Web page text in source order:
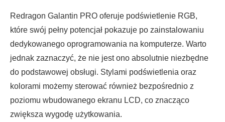
Redragon Galantin PRO oferuje podświetlenie RGB,
które swój pełny potencjał pokazuje po zainstalowaniu
dedykowanego oprogramowania na komputerze. Warto
jednak zaznaczyć, że nie jest ono absolutnie niezbędne
do podstawowej obsługi. Stylami podświetlenia oraz
kolorami możemy sterować również bezpośrednio z
poziomu wbudowanego ekranu LCD, co znacząco
zwiększa wygodę użytkowania.